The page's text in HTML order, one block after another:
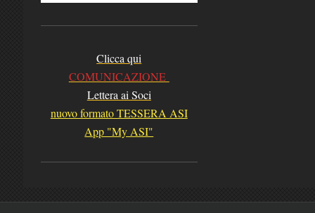
Clicca qui
COMUNICAZIONE
Lettera ai Soci
nuovo formato TESSERA ASI
App "My ASI"